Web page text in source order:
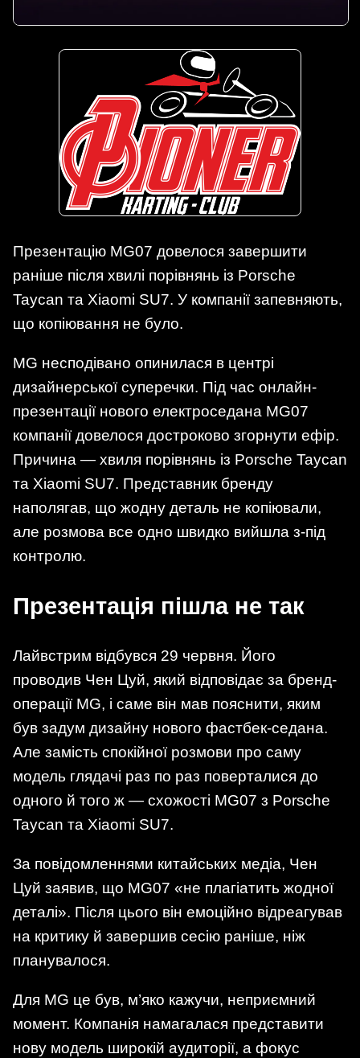
Презентацію MG07 довелося завершити
раніше після хвилі порівнянь із Porsche
Taycan та Xiaomi SU7. У компанії запевняють,
що копіювання не було.
MG несподівано опинилася в центрі
дизайнерської суперечки. Під час онлайн-
презентації нового електроседана MG07
компанії довелося достроково згорнути ефір.
Причина — хвиля порівнянь із Porsche Taycan
та Xiaomi SU7. Представник бренду
наполягав, що жодну деталь не копіювали,
але розмова все одно швидко вийшла з-під
контролю.
Презентація пішла не так
Лайвстрим відбувся 29 червня. Його
проводив Чен Цуй, який відповідає за бренд-
операції MG, і саме він мав пояснити, яким
був задум дизайну нового фастбек-седана.
Але замість спокійної розмови про саму
модель глядачі раз по раз поверталися до
одного й того ж — схожості MG07 з Porsche
Taycan та Xiaomi SU7.
За повідомленнями китайських медіа, Чен
Цуй заявив, що MG07 «не плагіатить жодної
деталі». Після цього він емоційно відреагував
на критику й завершив сесію раніше, ніж
планувалося.
Для MG це був, м’яко кажучи, неприємний
момент. Компанія намагалася представити
нову модель широкій аудиторії, а фокус